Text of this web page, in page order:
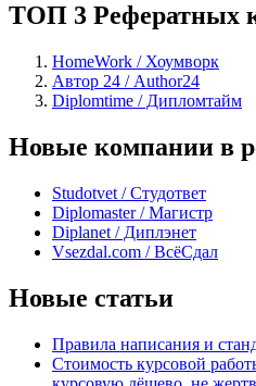
ТОП 3 Рефератных
HomeWork / Хоумворк
Автор 24 / Author24
Diplomtime / Дипломтайм
Новые компании в
Studotvet / Студответ
Diplomaster / Магистр
Diplanet / Диплэнет
Vsezdal.com / ВсёСдал
Новые статьи
Правила написания и
Стоимость курсовой